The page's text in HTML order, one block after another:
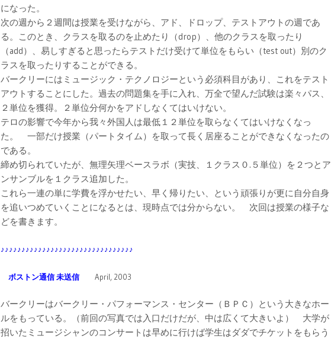
になった。
次の週から２週間は授業を受けながら、アド、ドロップ、テストアウトの週であ
る。このとき、クラスを取るのを止めたり（drop）、他のクラスを取ったり
（add）、易しすぎると思ったらテストだけ受けて単位をもらい（test out）別のク
ラスを取ったりすることができる。
バークリーにはミュージック・テクノロジーという必須科目があり、これをテスト
アウトすることにした。過去の問題集を手に入れ、万全で望んだ試験は楽々パス、
２単位を獲得。２単位分何かをアドしなくてはいけない。
テロの影響で今年から我々外国人は最低１２単位を取らなくてはいけなくなっ
た。 一部だけ授業（パートタイム）を取って長く居座ることができなくなったの
である。
締め切られていたが、無理矢理ベースラボ（実技、１クラス０.５単位）を２つとア
ンサンブルを１クラス追加した。
これら一連の単に学費を浮かせたい、早く帰りたい、という頑張りが更に自分自身
を追いつめていくことになるとは、現時点では分からない。 次回は授業の様子な
どを書きます。
♪♪♪♪♪♪♪♪♪♪♪♪♪♪♪♪♪♪♪♪♪♪♪♪♪♪♪♪♪♪♪♪
ボストン通信 未送信April, 2003
バークリーはバークリー・パフォーマンス・センター（ＢＰＣ）という大きなホー
ルをもっている。（前回の写真では入口だけだが、中は広くて大きいよ） 大学が
招いたミュージシャンのコンサートは早めに行けば学生はダダでチケットをもらう